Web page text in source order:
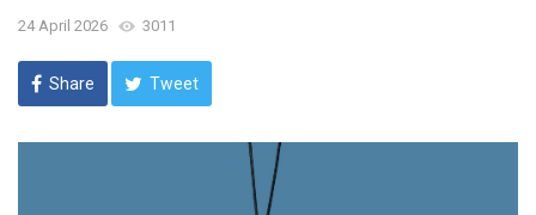
24 April 2026 3011
Share Tweet